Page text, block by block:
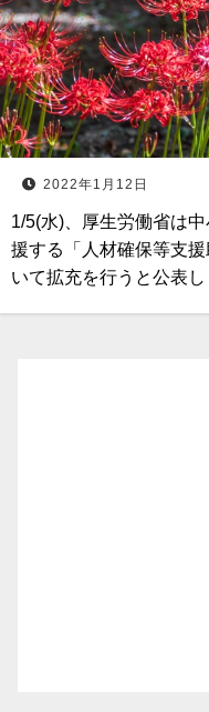
2022年1月12日
1/5(水)、厚生労働省は
援する「人材確保等支
いて拡充を行うと公表